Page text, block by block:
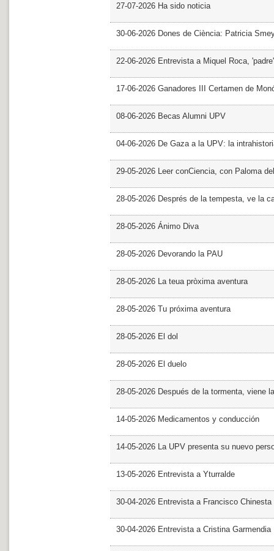
27-07-2026 Ha sido noticia
30-06-2026 Dones de Ciència: Patricia
22-06-2026 Entrevista a Miquel Roca,
17-06-2026 Ganadores III Certamen de
08-06-2026 Becas Alumni UPV
04-06-2026 De Gaza a la UPV: la
29-05-2026 Leer conCiencia, con Paloma
28-05-2026 Després de la tempesta, ve la
28-05-2026 Ánimo Diva
28-05-2026 Devorando la PAU
28-05-2026 La teua pròxima aventura
28-05-2026 Tu próxima aventura
28-05-2026 El dol
28-05-2026 El duelo
28-05-2026 Después de la tormenta, viene
14-05-2026 Medicamentos y conducción
14-05-2026 La UPV presenta su nuevo
13-05-2026 Entrevista a Yturralde
30-04-2026 Entrevista a Francisco Chinesta
30-04-2026 Entrevista a Cristina Garmendia